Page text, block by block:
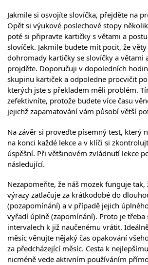
Jakmile si osvojíte slovíčka, přejděte na
Opět si výukové poslechové stopy
poté si připravte kartičky s větami a
slovíček. Jakmile budete mít pocit, že
dohromady kartičky se slovíčky a větami
projděte. Doporučuji v dopoledních
skupinu kartiček a odpoledne procvičit
kterých jste s překladem měli problém.
zefektivníte, protože budete více času
jejichž zapamatování vám působí větší
Na závěr si proveďte písemný test, který
na konci každé lekce a v klíči si
úspěšní. Při většinovém zvládnutí lekce
následující.
Nezapomeňte, že náš mozek funguje tak,
výrazy zatlačuje za krátkodobé do
(pozapomínání) a v případě jejich
vyřadí úplně (zapomínání). Proto je třeba
intervalech k již naučenému vrátit.
měsíc věnujte nějaký čas opakování
za předcházející měsíc. Cesta k
nicméně vede aktivním používáním